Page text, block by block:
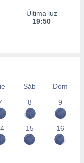
Última luz
19:50
Sáb
Dom
8 9
15 16